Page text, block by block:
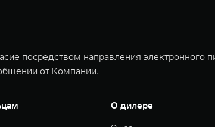
посредством направления электронного
от Компании.
О дилере